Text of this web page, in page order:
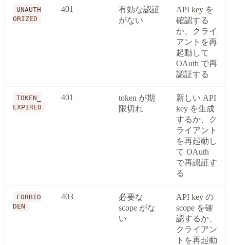
UNAUTH
ORIZED
401
有効な認証
がない
API key を
確認する
か、クライ
アントを再
起動して
OAuth で再
認証する
TOKEN_
EXPIRED
401
token が期
限切れ
新しい API
key を生成
するか、ク
ライアント
を再起動し
て OAuth
で再認証す
る
FORBID
DEN
403
必要な
scope がな
い
API key の
scope を確
認するか、
クライアン
トを再起動